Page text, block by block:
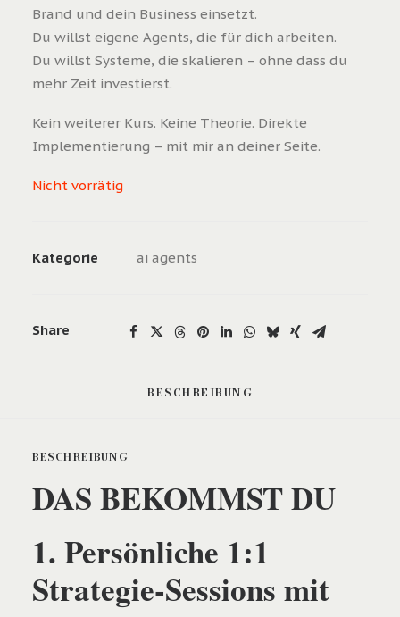
Brand und dein Business einsetzt.
Du willst eigene Agents, die für dich arbeiten.
Du willst Systeme, die skalieren – ohne dass du
mehr Zeit investierst.
Kein weiterer Kurs. Keine Theorie. Direkte
Implementierung – mit mir an deiner Seite.
Nicht vorrätig
Kategorie ai agents
Share
BESCHREIBUNG
BESCHREIBUNG
DAS BEKOMMST DU
1. Persönliche 1:1
Strategie-Sessions mit